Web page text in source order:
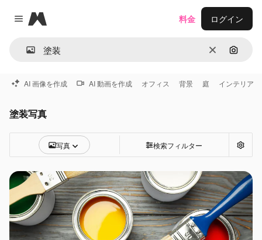
Close menu
Magnific
消去 画像で
料金 ログイン
AI 画像を作成 AI 動画を作成 オフィス 背景 庭 インテリア
塗装写真
写真 検索フィルター